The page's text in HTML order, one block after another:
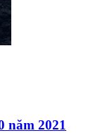
năm 2021